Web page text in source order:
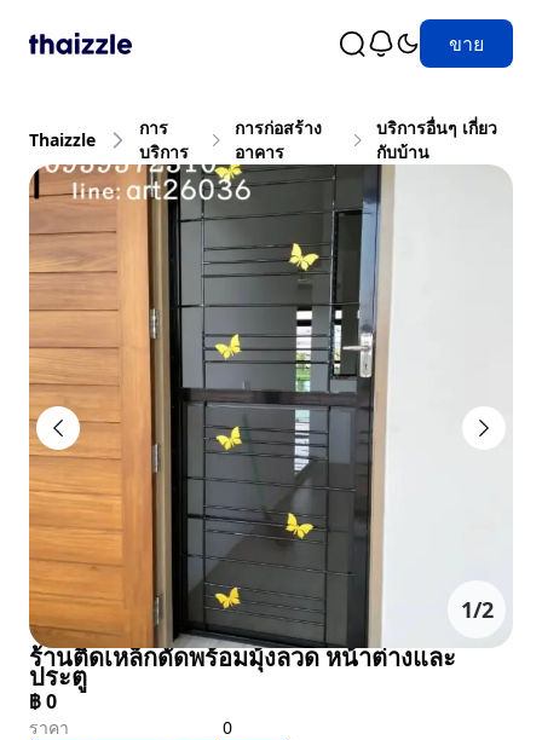
ขาย
Thaizzle
การ
บริการ
การก่อสร้าง
อาคาร
บริการอื่นๆ เกี่ยว
กับบ้าน
1/2
ร้านติดเหล็กดัดพร้อมมุ้งลวด หน้าต่างและ
ประตู
฿0
ราคา
0